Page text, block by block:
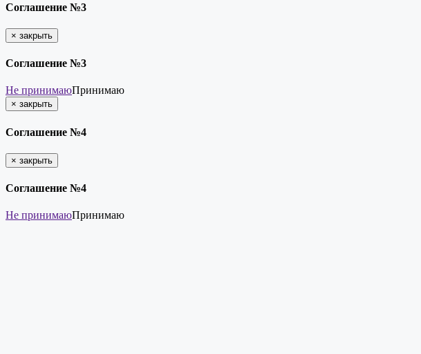
Соглашение №3
× закрыть
Соглашение №3
Не принимаюПринимаю
× закрыть
Соглашение №4
× закрыть
Соглашение №4
Не принимаюПринимаю